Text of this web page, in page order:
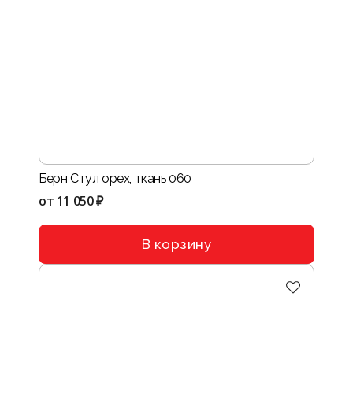
Берн Стул орех, ткань 060
от 11 050 ₽
В корзину